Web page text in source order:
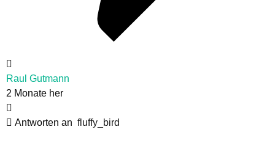
Raul Gutmann
2 Monate her
Antworten an fluffy_bird